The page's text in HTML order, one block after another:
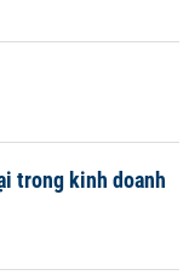
trong kinh doanh